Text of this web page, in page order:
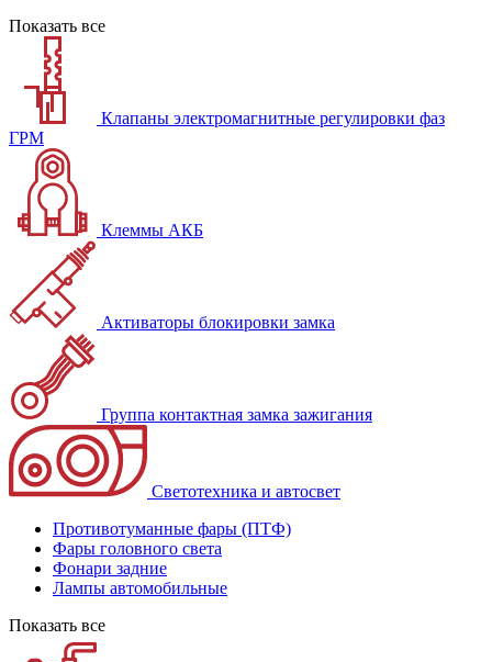
Показать все
Клапаны электромагнитные регулировки фаз
ГРМ
Клеммы АКБ
Активаторы блокировки замка
Группа контактная замка зажигания
Светотехника и автосвет
Противотуманные фары (ПТФ)
Фары головного света
Фонари задние
Лампы автомобильные
Показать все